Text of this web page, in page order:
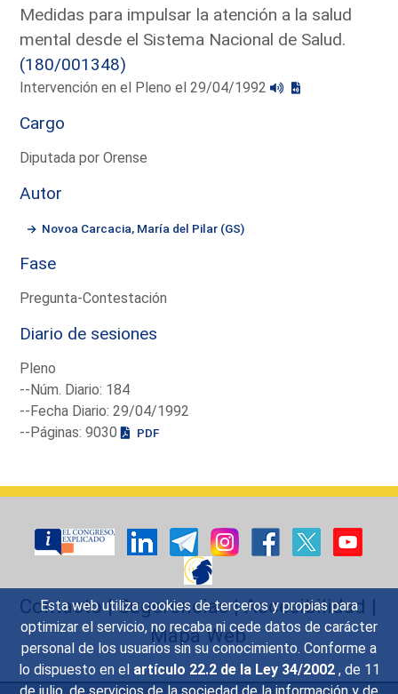
Esta web utiliza cookies de terceros y propias para
optimizar el servicio, no recaba ni cede datos de carácter
personal de los usuarios sin su conocimiento. Conforme a
lo dispuesto en el artículo 22.2 de la Ley 34/2002 , de 11
Medidas para impulsar la atención a la salud
mental desde el Sistema Nacional de Salud.
(180/001348)
Intervención en el Pleno el 29/04/1992
Cargo
Diputada por Orense
Autor
Novoa Carcacia, María del Pilar (GS)
Fase
Pregunta-Contestación
Diario de sesiones
Pleno
--Núm. Diario: 184
--Fecha Diario: 29/04/1992
--Páginas: 9030
PDF
Contacto|Sugerencias|Accesibilidad |
Mapa Web